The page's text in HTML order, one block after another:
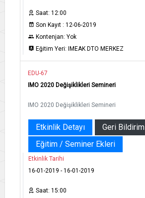
Saat: 12:00
Son Kayıt : 12-06-2019
Kontenjan: Yok
Eğitim Yeri: IMEAK DTO MERKEZ
EDU-67
IMO 2020 Değişiklikleri Semineri​​​
IMO 2020 Değişiklikleri Semineri​​​
Etkinlik Detayı
Geri Bildirim
Eğitim / Seminer Ekleri
Etkinlik Tarihi
16-01-2019 - 16-01-2019
Saat: 15:00